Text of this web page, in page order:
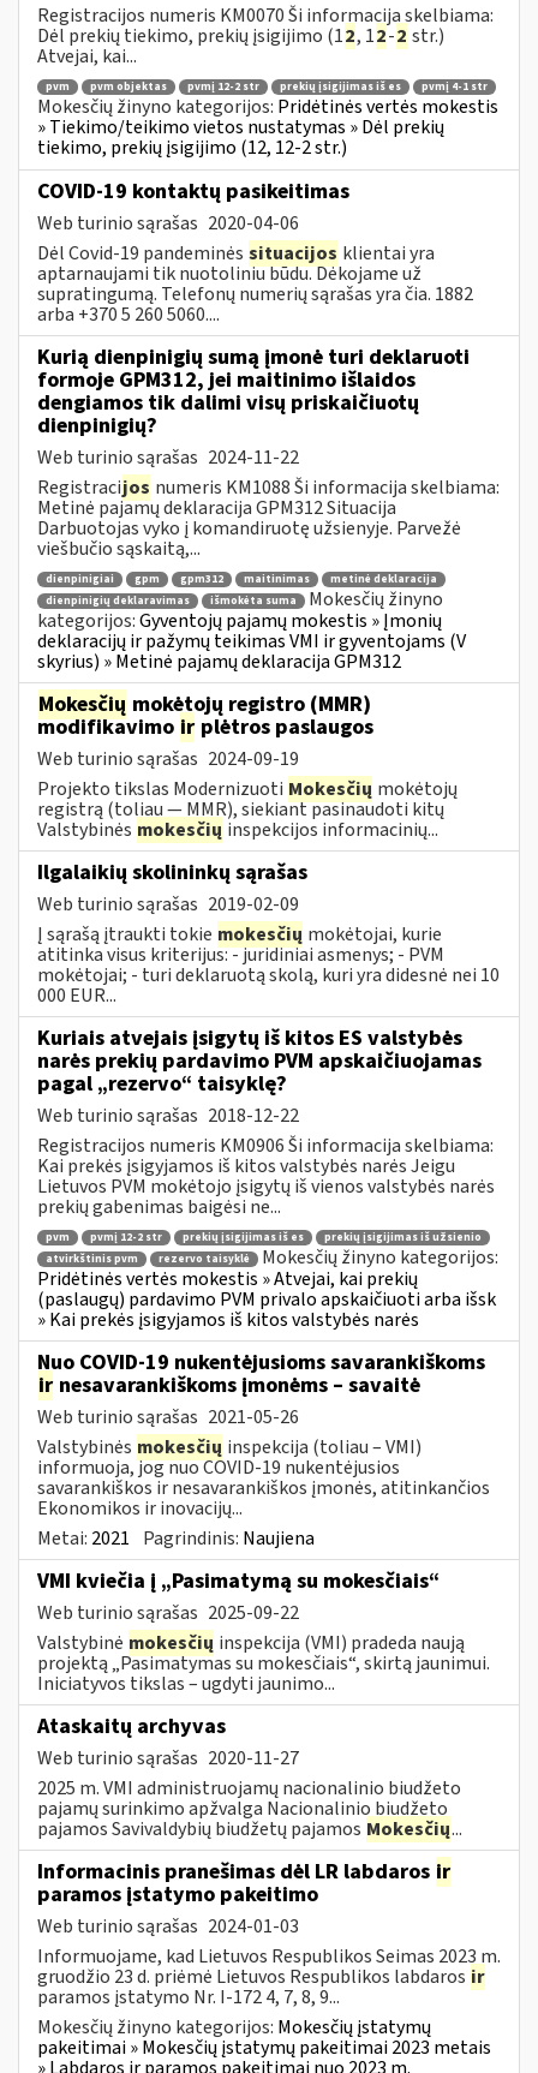
Registracijos numeris KM0070 Ši informacija skelbiama:
Dėl prekių tiekimo, prekių įsigijimo (12, 12-2 str.)
Atvejai, kai...
pvm pvm objektas pvmį 12-2 str prekių įsigijimas iš es pvmį 4-1 str
Mokesčių žinyno kategorijos: Pridėtinės vertės mokestis
» Tiekimo/teikimo vietos nustatymas » Dėl prekių
tiekimo, prekių įsigijimo (12, 12-2 str.)
COVID-19 kontaktų pasikeitimas
Web turinio sąrašas 2020-04-06
Dėl Covid-19 pandeminės situacijos klientai yra
aptarnaujami tik nuotoliniu būdu. Dėkojame už
supratingumą. Telefonų numerių sąrašas yra čia. 1882
arba +370 5 260 5060....
Kurią dienpinigių sumą įmonė turi deklaruoti
formoje GPM312, jei maitinimo išlaidos
dengiamos tik dalimi visų priskaičiuotų
dienpinigių?
Web turinio sąrašas 2024-11-22
Registracijos numeris KM1088 Ši informacija skelbiama:
Metinė pajamų deklaracija GPM312 Situacija
Darbuotojas vyko į komandiruotę užsienyje. Parvežė
viešbučio sąskaitą,...
dienpinigiai gpm gpm312 maitinimas
metinė deklaracija
dienpinigių deklaravimas
išmokėta suma
Mokesčių žinyno
kategorijos:Gyventojų pajamų mokestis » Įmonių
deklaracijų ir pažymų teikimas VMI ir gyventojams (V
skyrius) » Metinė pajamų deklaracija GPM312
Mokesčių mokėtojų registro (MMR)
modifikavimo ir plėtros paslaugos
Web turinio sąrašas 2024-09-19
Projekto tikslas Modernizuoti Mokesčių mokėtojų
registrą (toliau — MMR), siekiant pasinaudoti kitų
Valstybinės mokesčių inspekcijos informacinių...
Ilgalaikių skolininkų sąrašas
Web turinio sąrašas 2019-02-09
Į sąrašą įtraukti tokie mokesčių mokėtojai, kurie
atitinka visus kriterijus: - juridiniai asmenys; - PVM
mokėtojai; - turi deklaruotą skolą, kuri yra didesnė nei 10
000 EUR...
Kuriais atvejais įsigytų iš kitos ES valstybės
narės prekių pardavimo PVM apskaičiuojamas
pagal „rezervo“ taisyklę?
Web turinio sąrašas 2018-12-22
Registracijos numeris KM0906 Ši informacija skelbiama:
Kai prekės įsigyjamos iš kitos valstybės narės Jeigu
Lietuvos PVM mokėtojo įsigytų iš vienos valstybės narės
prekių gabenimas baigėsi ne...
pvm pvmį 12-2 str prekių įsigijimas iš es
prekių įsigijimas iš užsienio
atvirkštinis pvm
rezervo taisyklė
Mokesčių žinyno kategorijos:
Pridėtinės vertės mokestis » Atvejai, kai prekių
(paslaugų) pardavimo PVM privalo apskaičiuoti arba išsk
» Kai prekės įsigyjamos iš kitos valstybės narės
Nuo COVID-19 nukentėjusioms savarankiškoms
ir nesavarankiškoms įmonėms – savaitė
Web turinio sąrašas 2021-05-26
Valstybinės mokesčių inspekcija (toliau – VMI)
informuoja, jog nuo COVID-19 nukentėjusios
savarankiškos ir nesavarankiškos įmonės, atitinkančios
Ekonomikos ir inovacijų...
Metai: 2021 Pagrindinis: Naujiena
VMI kviečia į „Pasimatymą su mokesčiais“
Web turinio sąrašas 2025-09-22
Valstybinė mokesčių inspekcija (VMI) pradeda naują
projektą „Pasimatymas su mokesčiais“, skirtą jaunimui.
Iniciatyvos tikslas – ugdyti jaunimo...
Ataskaitų archyvas
Web turinio sąrašas 2020-11-27
2025 m. VMI administruojamų nacionalinio biudžeto
pajamų surinkimo apžvalga Nacionalinio biudžeto
pajamos Savivaldybių biudžetų pajamos Mokesčių...
Informacinis pranešimas dėl LR labdaros ir
paramos įstatymo pakeitimo
Web turinio sąrašas 2024-01-03
Informuojame, kad Lietuvos Respublikos Seimas 2023 m.
gruodžio 23 d. priėmė Lietuvos Respublikos labdaros ir
paramos įstatymo Nr. I-172 4, 7, 8, 9...
Mokesčių žinyno kategorijos: Mokesčių įstatymų
pakeitimai » Mokesčių įstatymų pakeitimai 2023 metais
» Labdaros ir paramos pakeitimai nuo 2023 m.